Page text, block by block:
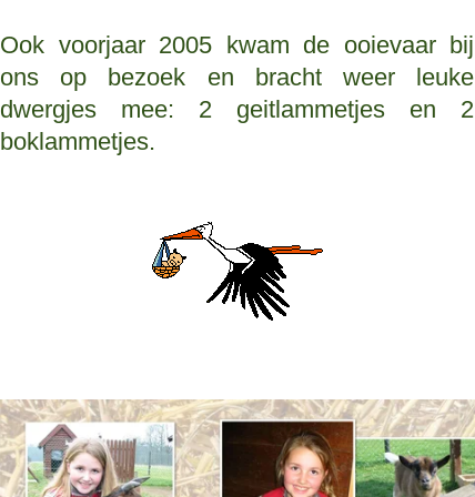
Ook voorjaar 2005 kwam de ooievaar bij
ons op bezoek en bracht weer leuke
dwergjes mee: 2 geitlammetjes en 2
boklammetjes.